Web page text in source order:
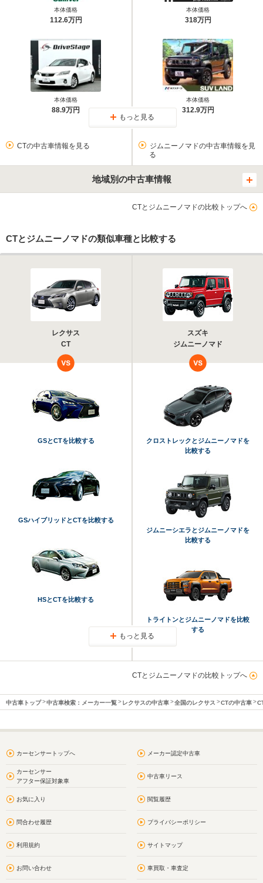
本体価格
112.6万円
本体価格
88.9万円
本体価格
318万円
本体価格
312.9万円
もっと見る
CTの中古車情報を見る
ジムニーノマドの中古車情報を見
る
地域別の中古車情報
CTとジムニーノマドの比較トップへ
CTとジムニーノマドの類似車種と比較する
レクサス
CT
スズキ
ジムニーノマド
GSとCTを比較する
GSハイブリッドとCTを比較する
HSとCTを比較する
クロストレックとジムニーノマドを
比較する
ジムニーシエラとジムニーノマドを
比較する
トライトンとジムニーノマドを比較
する
もっと見る
CTとジムニーノマドの比較トップへ
中古車トップ 中古車検索：メーカー一覧 レクサスの中古車 全国のレクサス CTの中古車
カーセンサートップへ メーカー認定中古車
カーセンサー
アフター保証対象車
中古車リース
お気に入り 閲覧履歴
問合わせ履歴 プライバシーポリシー
利用規約 サイトマップ
お問い合わせ 車買取・車査定